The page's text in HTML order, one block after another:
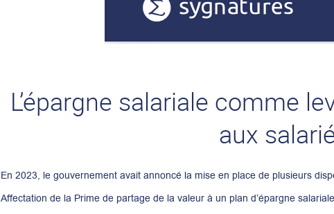
L’épargne salariale comme
aux
En 2023, le gouvernement avait annoncé la mise en place de plusieurs
Affectation de la Prime de partage de la valeur à un plan d’épargne